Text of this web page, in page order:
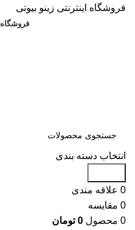
فروشگاه اینترنتی زینو بیوتی
فروشگاه
انتخاب دسته بندی
0 علاقه مندی
0 مقایسه
0 محصول 0 تومان